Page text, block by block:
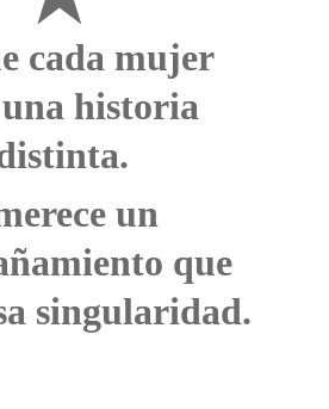
cada mujer
historia
un
que
singularidad.